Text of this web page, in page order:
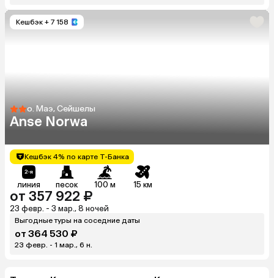
Кешбэк + 7 158
о. Маэ, Сейшелы
Anse Norwa
Кешбэк 4% по карте Т-Банка
линия песок 100 м 15 км
от 357 922 ₽
23 февр. - 3 мар., 8 ночей
Выгодные туры на соседние даты
от 364 530 ₽
23 февр. - 1 мар., 6 н.